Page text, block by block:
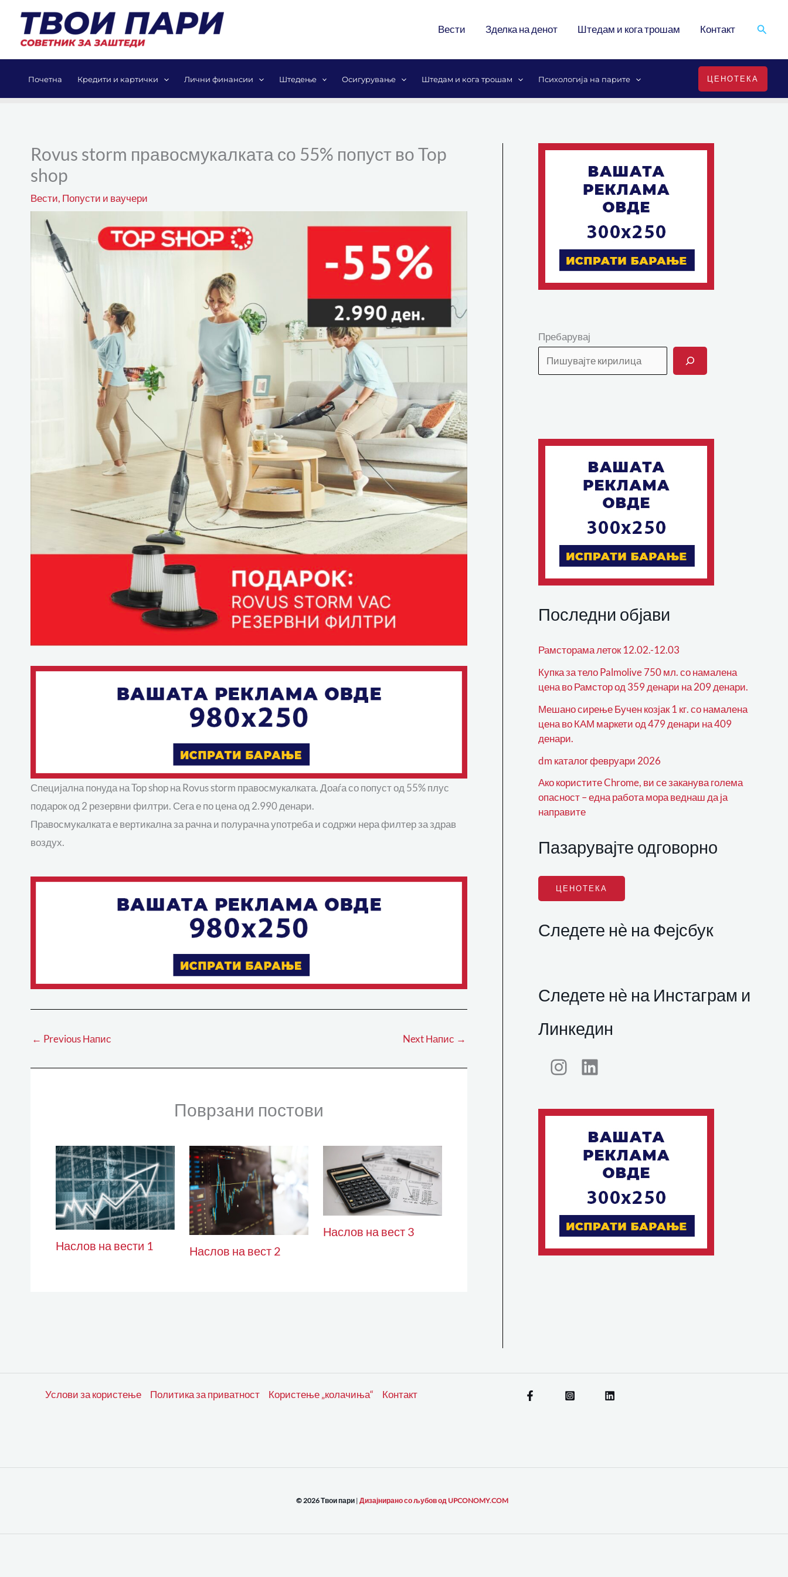
content
Вести Зделка на денот Штедам и кога трошам Контакт Search
Почетна Кредити и картички Лични финансии Штедење Осигурување Штедам и кога трошам Психологија на парите ЦЕНОТЕКА
Rovus storm правосмукалката со 55% попуст во Top
shop
Вести, Попусти и ваучери
Специјална понуда на Top shop на Rovus storm правосмукалката. Доаѓа со попуст од 55% плус
подарок од 2 резервни филтри. Сега е по цена од 2.990 денари.
Правосмукалката е вертикална за рачна и полурачна употреба и содржи нера филтер за здрав
воздух.
← Previous Напис Next Напис →
Поврзани постови
Наслов на вести 1 Наслов на вест 2
Наслов на вест 3
Пребарувај
Последни објави
Рамсторама леток 12.02.-12.03
Купка за тело Palmolive 750 мл. со намалена
цена во Рамстор од 359 денари на 209 денари.
Мешано сирење Бучен козјак 1 кг. со намалена
цена во КАМ маркети од 479 денари на 409
денари.
dm каталог февруари 2026
Ако користите Chrome, ви се заканува голема
опасност – една работа мора веднаш да ја
направите
Пазарувајте одговорно
ЦЕНОТЕКА
Следете нѐ на Фејсбук
Следете нѐ на Инстаграм и
Линкедин
Услови за користење Политика за приватност Користење „колачиња“ Контакт
© 2026 Твои пари | Дизајнирано со љубов од UPCONOMY.COM